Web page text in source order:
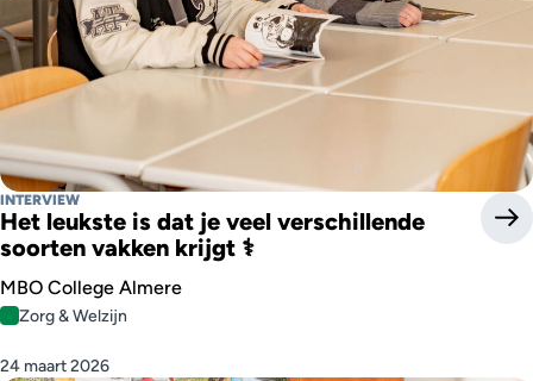
INTERVIEW
Het leukste is dat je veel verschillende
soorten vakken krijgt ⚕
MBO College Almere
Zorg & Welzijn
24 maart 2026